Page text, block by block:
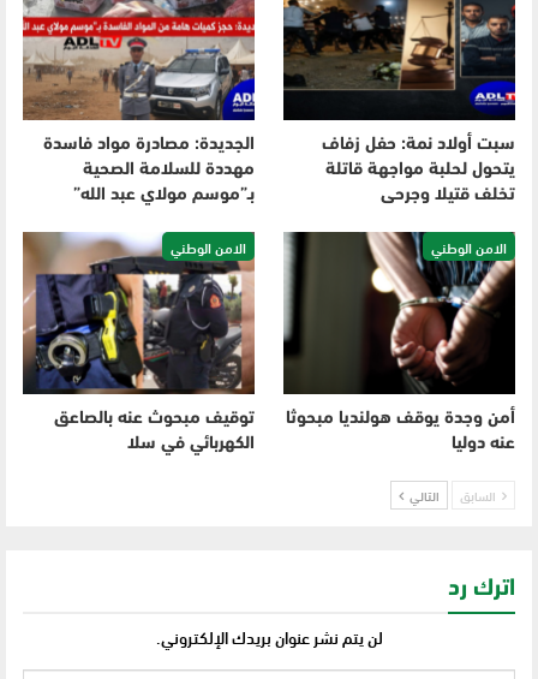
سبت أولاد نمة: حفل زفاف
يتحول لحلبة مواجهة قاتلة
تخلف قتيلا وجرحى
الجديدة: مصادرة مواد فاسدة
مهددة للسلامة الصحية
بـ”موسم مولاي عبد الله”
الامن الوطني
أمن وجدة يوقف هولنديا مبحوثا
عنه دوليا
الامن الوطني
توقيف مبحوث عنه بالصاعق
الكهربائي في سلا
السابق التالي
اترك رد
لن يتم نشر عنوان بريدك الإلكتروني.